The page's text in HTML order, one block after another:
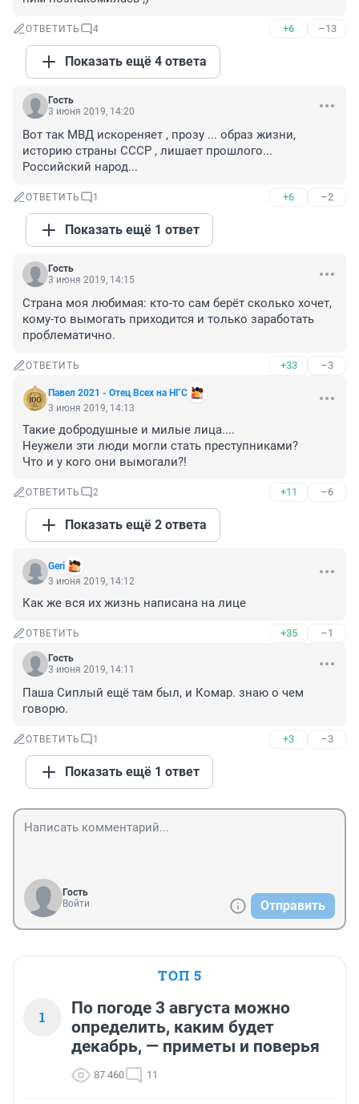
ОТВЕТИТЬ 4 +6 –13
Показать ещё 4 ответа
Гость
3 июня 2019, 14:20
Вот так МВД искореняет , прозу ... образ жизни,
историю страны СССР , лишает прошлого...
Российский народ...
ОТВЕТИТЬ 1 +6 –2
Показать ещё 1 ответ
Гость
3 июня 2019, 14:15
Страна моя любимая: кто-то сам берёт сколько хочет,
кому-то вымогать приходится и только заработать
проблематично.
ОТВЕТИТЬ +33 –3
Павел 2021 - Отец Всех на НГС
3 июня 2019, 14:13
Такие добродушные и милые лица....
Неужели эти люди могли стать преступниками?
Что и у кого они вымогали?!
ОТВЕТИТЬ 2 +11 –6
Показать ещё 2 ответа
Geri
3 июня 2019, 14:12
Как же вся их жизнь написана на лице
ОТВЕТИТЬ +35 –1
Гость
3 июня 2019, 14:11
Паша Сиплый ещё там был, и Комар. знаю о чем
говорю.
ОТВЕТИТЬ 1 +3 –3
Показать ещё 1 ответ
Гость
Войти
Отправить
ТОП 5
1
По погоде 3 августа можно
определить, каким будет
декабрь, — приметы и поверья
87 460 11